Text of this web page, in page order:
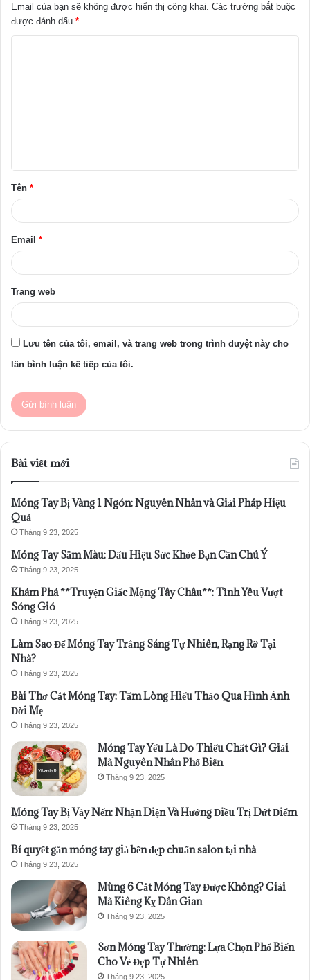
Email của bạn sẽ không được hiển thị công khai. Các trường bắt buộc
được đánh dấu *
ậ
n
Tên *
Email *
Trang web
Lưu tên của tôi, email, và trang web trong trình duyệt này cho
lần bình luận kế tiếp của tôi.
Bài viết mới
Móng Tay Bị Vàng 1 Ngón: Nguyên Nhân và Giải Pháp Hiệu
Quả
Tháng 9 23, 2025
Móng Tay Sẫm Màu: Dấu Hiệu Sức Khỏe Bạn Cần Chú Ý
Tháng 9 23, 2025
Khám Phá **Truyện Giấc Mộng Tây Châu**: Tình Yêu Vượt
Sóng Gió
Tháng 9 23, 2025
Làm Sao Để Móng Tay Trắng Sáng Tự Nhiên, Rạng Rỡ Tại
Nhà?
Tháng 9 23, 2025
Bài Thơ Cắt Móng Tay: Tấm Lòng Hiếu Thảo Qua Hình Ảnh
Đời Mẹ
Tháng 9 23, 2025
Móng Tay Yếu Là Do Thiếu Chất Gì? Giải
Mã Nguyên Nhân Phổ Biến
Tháng 9 23, 2025
Móng Tay Bị Vảy Nến: Nhận Diện Và Hướng Điều Trị Dứt Điểm
Tháng 9 23, 2025
Bí quyết gắn móng tay giả bền đẹp chuẩn salon tại nhà
Tháng 9 23, 2025
Mùng 6 Cắt Móng Tay Được Không? Giải
Mã Kiêng Kỵ Dân Gian
Tháng 9 23, 2025
Sơn Móng Tay Thường: Lựa Chọn Phổ Biến
Cho Vẻ Đẹp Tự Nhiên
Tháng 9 23, 2025